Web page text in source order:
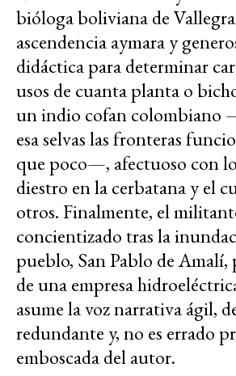
bióloga boliviana de
ascendencia aymara y
didáctica para determinar
usos de cuanta planta o
un indio cofan colombiano
esa selvas las fronteras
que poco—, afectuoso con
diestro en la cerbatana y el
otros. Finalmente, el
concientizado tras la
pueblo, San Pablo de Amalí,
de una empresa
asume la voz narrativa ágil,
redundante y, no es errado
emboscada del autor.